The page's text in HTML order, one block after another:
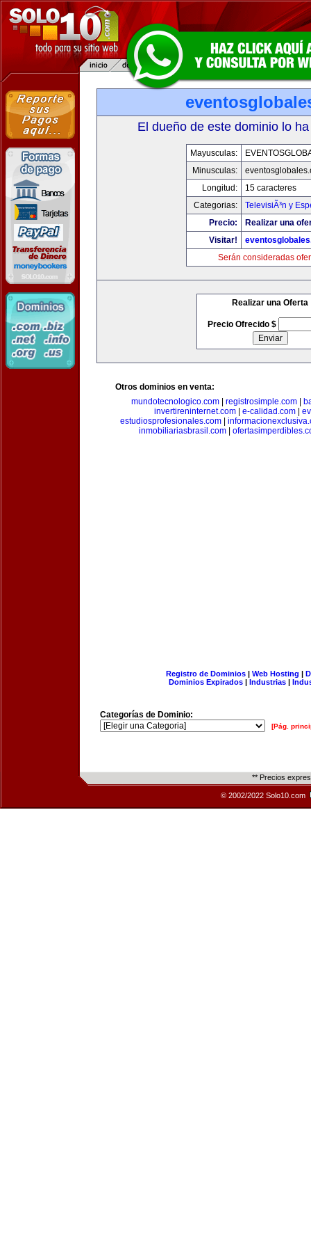
El dueño de este dominio lo
Mayusculas:
Minusculas:
Longitud:
15 caracteres
Categorias:
TelevisiÃ³n y
Precio:
Realizar una
Visitar!
Serán consideradas
Realizar una Oferta
Precio Ofrecido $
Otros dominios en venta:
mundotecnologico.com| registrosimple.com|
invertireninternet.com| e-calidad.com|
estudiosprofesionales.com|
inmobiliariasbrasil.com
Registro de Dominios| Web Hosting |
Dominios Expirados | Industrias |
Categorías de Dominio:
[Pág.
** Precios
© 2002/2022 Solo10.com